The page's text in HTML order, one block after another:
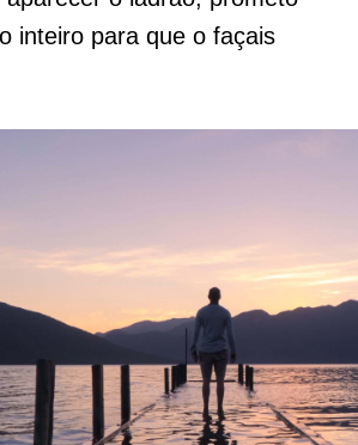
inteiro para que o façais